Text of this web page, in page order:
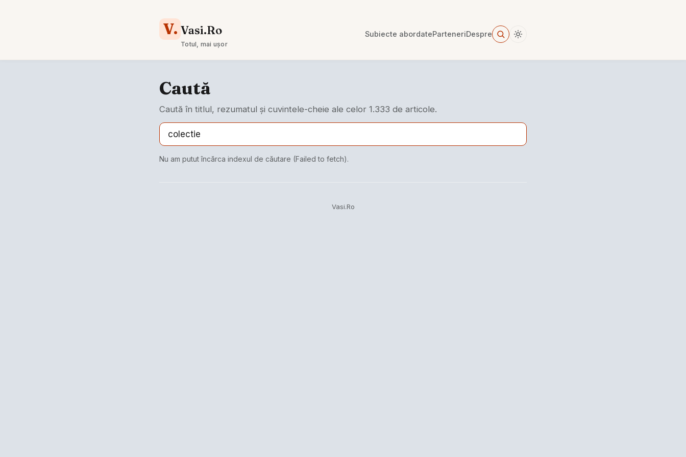
V. Vasi.Ro
Totul, mai ușor
Subiecte abordateParteneriDespre
Caută
Caută în titlul, rezumatul și cuvintele-cheie ale celor 1.333 de articole.
Nu am putut încărca indexul de căutare (Failed to fetch).
Vasi.Ro